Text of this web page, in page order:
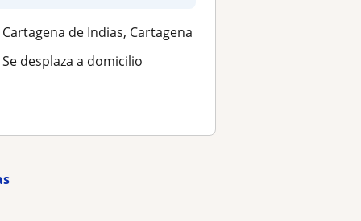
Cartagena de Indias, Cartagena
Se desplaza a domicilio